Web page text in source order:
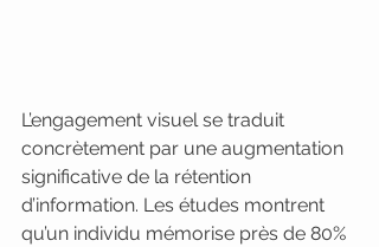
L’engagement visuel se traduit
concrètement par une augmentation
significative de la rétention
d’information. Les études montrent
qu’un individu mémorise près de 80%